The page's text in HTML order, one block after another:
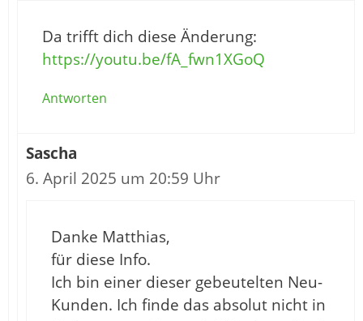
Da trifft dich diese Änderung:
https://youtu.be/fA_fwn1XGoQ
Antworten
Sascha
6. April 2025 um 20:59 Uhr
Danke Matthias,
für diese Info.
Ich bin einer dieser gebeutelten Neu-
Kunden. Ich finde das absolut nicht in